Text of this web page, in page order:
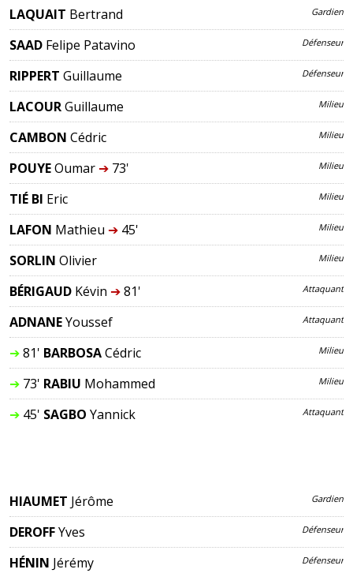
LAQUAIT Bertrand Gardien
SAAD Felipe Patavino Défenseur
RIPPERT Guillaume Défenseur
LACOURGuillaume Milieu
CAMBON Cédric Milieu
POUYEOumar ➔73' Milieu
TIÉ BI Eric Milieu
LAFON Mathieu ➔45' Milieu
SORLIN Olivier Milieu
BÉRIGAUD Kévin ➔81' Attaquant
ADNANEYoussef Attaquant
➔81' BARBOSACédric Milieu
➔73' RABIU Mohammed Milieu
➔45' SAGBO Yannick Attaquant
HIAUMET Jérôme Gardien
DEROFFYves Défenseur
HÉNIN Jérémy Défenseur